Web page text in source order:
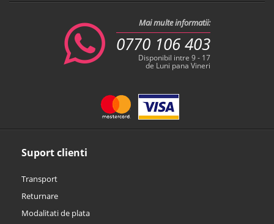
Suport clienti
Transport
Returnare
Modalitati de plata
Mai multe informatii:
0770 106 403
Disponibil intre 9 - 17
de Luni pana Vineri